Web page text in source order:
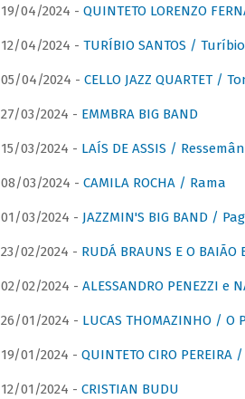
19/04/2024 - QUINTETO LORENZO
12/04/2024 - TURÍBIO SANTOS /
05/04/2024 - CELLO JAZZ QUARTET /
27/03/2024 - EMMBRA BIG BAND
15/03/2024 - LAÍS DE ASSIS /
08/03/2024 - CAMILA ROCHA / Rama
01/03/2024 - JAZZMIN'S BIG BAND /
23/02/2024 - RUDÁ BRAUNS E O BAIÃO
02/02/2024 - ALESSANDRO PENEZZI e
26/01/2024 - LUCAS THOMAZINHO /
19/01/2024 - QUINTETO CIRO
12/01/2024 - CRISTIAN BUDU